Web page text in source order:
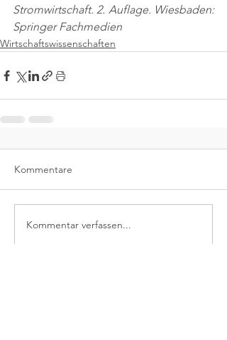
Stromwirtschaft. 2. Auflage. Wiesbaden:
Springer Fachmedien
Wirtschaftswissenschaften
Kommentare
Kommentar verfassen...